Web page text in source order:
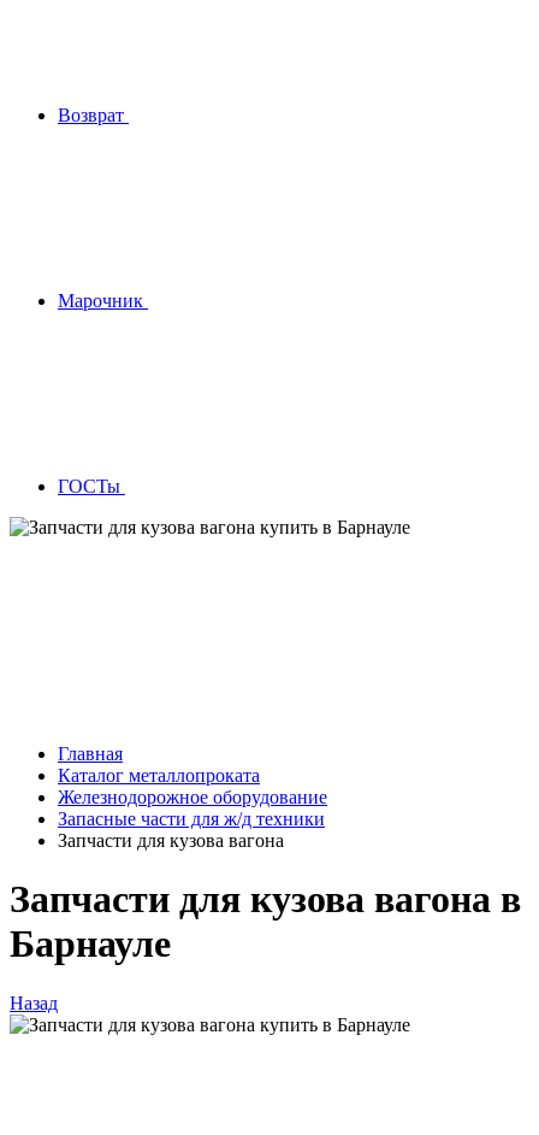
Возврат
Марочник
ГОСТы
Главная
Каталог металлопроката
Железнодорожное оборудование
Запасные части для ж/д техники
Запчасти для кузова вагона
Запчасти для кузова вагона в
Барнауле
Назад